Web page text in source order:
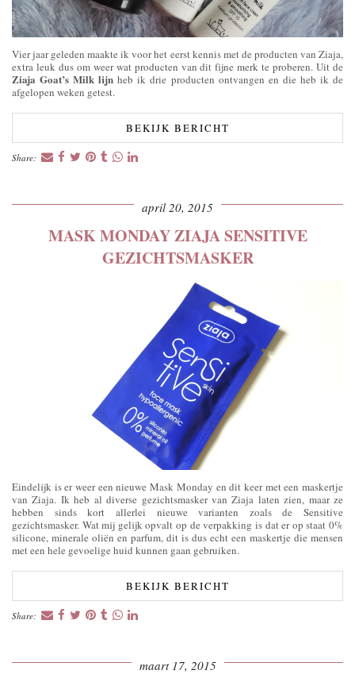
Vier jaar geleden maakte ik voor het eerst kennis met de producten van Ziaja,
extra leuk dus om weer wat producten van dit fijne merk te proberen. Uit de
Ziaja Goat’s Milk lijn heb ik drie producten ontvangen en die heb ik de
afgelopen weken getest.
BEKIJK BERICHT
Share:
april 20, 2015
MASK MONDAY ZIAJA SENSITIVE
GEZICHTSMASKER
Eindelijk is er weer een nieuwe Mask Monday en dit keer met een maskertje
van Ziaja. Ik heb al diverse gezichtsmasker van Ziaja laten zien, maar ze
hebben sinds kort allerlei nieuwe varianten zoals de Sensitive
gezichtsmasker. Wat mij gelijk opvalt op de verpakking is dat er op staat 0%
silicone, minerale oliën en parfum, dit is dus echt een maskertje die mensen
met een hele gevoelige huid kunnen gaan gebruiken.
BEKIJK BERICHT
Share:
maart 17, 2015